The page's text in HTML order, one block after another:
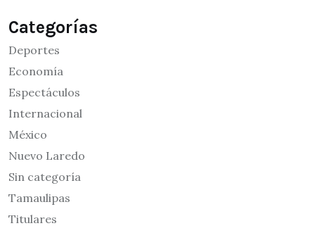
Categorías
Deportes
Economía
Espectáculos
Internacional
México
Nuevo Laredo
Sin categoría
Tamaulipas
Titulares